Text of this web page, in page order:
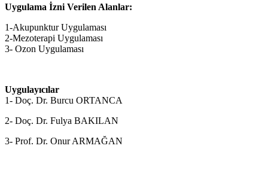
Uygulama İzni Verilen Alanlar:
1-Akupunktur Uygulaması
2-Mezoterapi Uygulaması
3- Ozon Uygulaması
Uygulayıcılar
1- Doç. Dr. Burcu ORTANCA
2- Doç. Dr. Fulya BAKILAN
3- Prof. Dr. Onur ARMAĞAN